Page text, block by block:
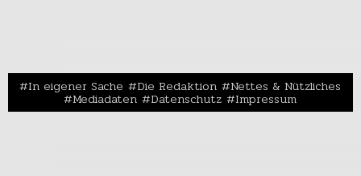
In eigener Sache Die Redaktion Nettes & Nützliches
Mediadaten Datenschutz Impressum